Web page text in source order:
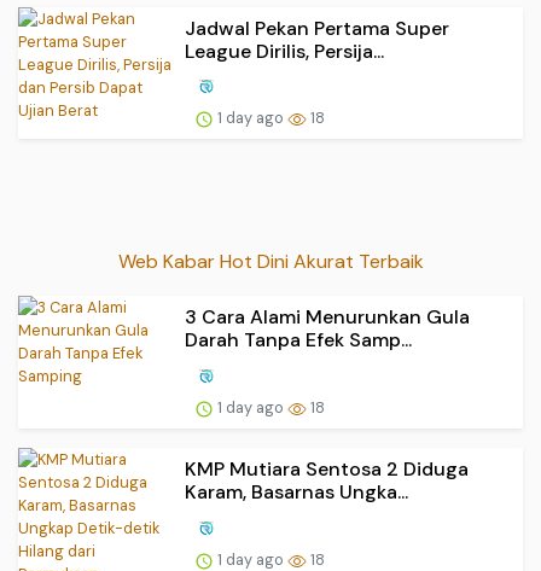
Jadwal Pekan Pertama Super
League Dirilis, Persija...
1 day ago 18
Web Kabar Hot Dini Akurat Terbaik
3 Cara Alami Menurunkan Gula
Darah Tanpa Efek Samp...
1 day ago 18
KMP Mutiara Sentosa 2 Diduga
Karam, Basarnas Ungka...
1 day ago 18